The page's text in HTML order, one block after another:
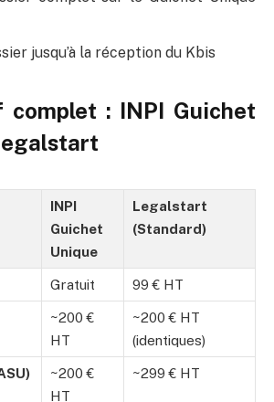
jusqu’à la réception du Kbis
complet : INPI Guichet
INPI
Guichet
Unique
Legalstart
(Standard)
Gratuit 99 € HT
~200 €
HT
~200 € HT
(identiques)
~200 €
HT
~299 € HT